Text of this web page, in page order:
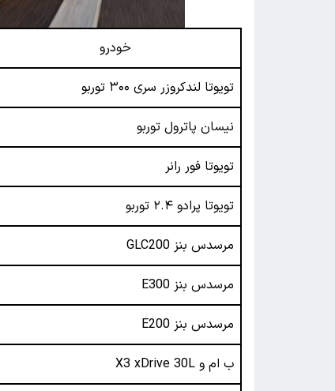
خودرو
تویوتا لندکروزر سری ۳۰۰ توربو
نیسان پاترول توربو
تویوتا فور رانر
تویوتا پرادو ۲.۴ توربو
مرسدس بنز GLC200
مرسدس بنز E300
مرسدس بنز E200
ب ام و X3 xDrive 30L